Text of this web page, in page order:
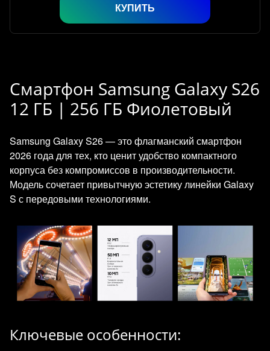
КУПИТЬ
Смартфон Samsung Galaxy S26
12 ГБ | 256 ГБ Фиолетовый
Samsung Galaxy S26 — это флагманский смартфон
2026 года для тех, кто ценит удобство компактного
корпуса без компромиссов в производительности.
Модель сочетает привытчную эстетику линейки Galaxy
S с передовыми технологиями.
Ключевые особенности: